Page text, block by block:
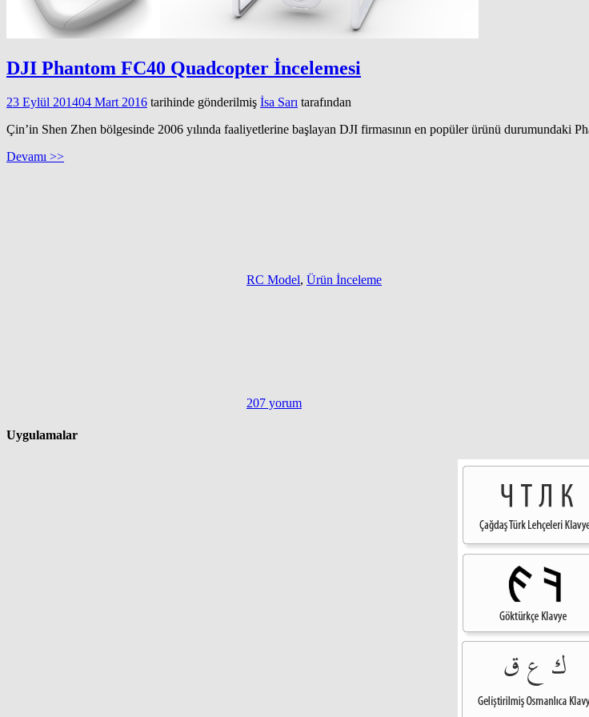
DJI Phantom FC40 Quadcopter İncelemesi
23 Eylül 201404 Mart 2016 tarihinde gönderilmiş İsa Sarı tarafından
Çin’in Shen Zhen bölgesinde 2006 yılında faaliyetlerine başlayan DJI firmasının en popüler ürünü durumundaki
Devamı >>
RC Model, Ürün İnceleme
207 yorum
Uygulamalar